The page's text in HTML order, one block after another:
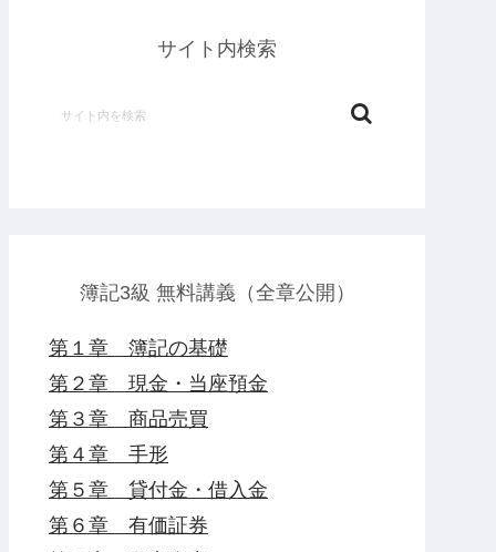
サイト内検索
簿記3級 無料講義（全章公開）
第１章 簿記の基礎
第２章 現金・当座預金
第３章 商品売買
第４章 手形
第５章 貸付金・借入金
第６章 有価証券